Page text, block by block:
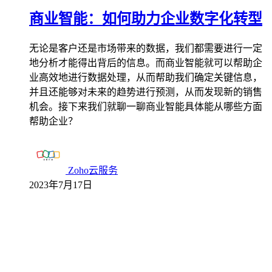
商业智能：如何助力企业数字化转型
无论是客户还是市场带来的数据，我们都需要进行一定
地分析才能得出背后的信息。而商业智能就可以帮助企
业高效地进行数据处理，从而帮助我们确定关键信息，
并且还能够对未来的趋势进行预测，从而发现新的销售
机会。接下来我们就聊一聊商业智能具体能从哪些方面
帮助企业？
Zoho云服务
2023年7月17日